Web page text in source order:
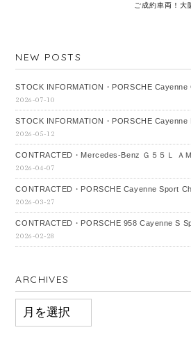
ご成約車両！
NEW POSTS
STOCK INFORMATION・PORSCHE Cayenne
2026-07-10
STOCK INFORMATION・PORSCHE Cayenne
2026-05-12
CONTRACTED・Mercedes‐Benz Ｇ５５Ｌ Ａ
2026-04-07
CONTRACTED・PORSCHE Cayenne Sport
2026-03-27
CONTRACTED・PORSCHE 958 Cayenne S
2026-02-28
ARCHIVES
ARCHIVES